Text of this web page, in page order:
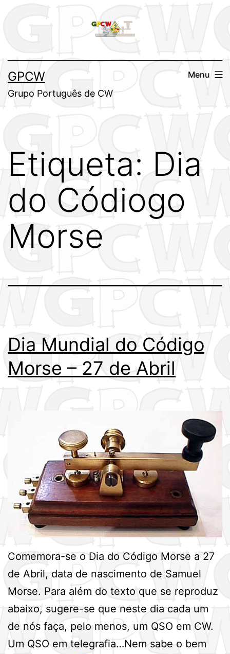
conteúdo
GPCW
Grupo Português de CW
Menu
Etiqueta: Dia
do Códiogo
Morse
Dia Mundial do Código
Morse – 27 de Abril
Comemora-se o Dia do Código Morse a 27
de Abril, data de nascimento de Samuel
Morse. Para além do texto que se reproduz
abaixo, sugere-se que neste dia cada um
de nós faça, pelo menos, um QSO em CW.
Um QSO em telegrafia…Nem sabe o bem